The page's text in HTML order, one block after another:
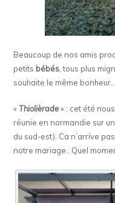
Beaucoup de nos amis
petits bébés, tous plus
souhaite le même bonheur..
«Thiolièrade» : cet été
réunie en normandie sur
du sud-est). Ca n’arrive
notre mariage.. Quel